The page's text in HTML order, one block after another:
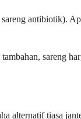
antibiotik).
sareng
alternatif tiasa